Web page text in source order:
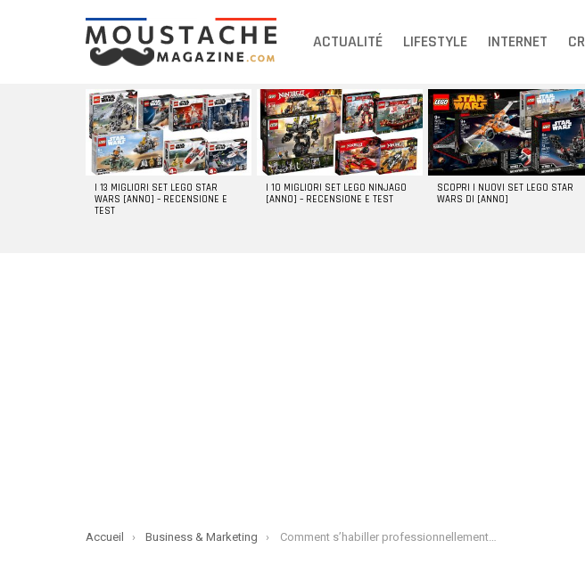
ACTUALITÉ LIFESTYLE INTERNET
DERNIERS
ARTICLES
I 13 MIGLIORI SET LEGO STAR
WARS [ANNO] – RECENSIONE E
TEST
I 10 MIGLIORI SET LEGO NINJAGO
[ANNO] – RECENSIONE E TEST
SCOPRI I NUOVI SET LEGO STAR
WARS DI [ANNO]
You are here:
Accueil Business & Marketing Comment s’habiller professionnellement – Moustachemagazine